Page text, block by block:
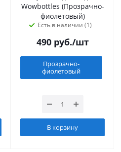
Wowbottles (Прозрачно-
фиолетовый)
Есть в наличии (1)
490руб./шт
Прозрачно-
фиолетовый
В корзину